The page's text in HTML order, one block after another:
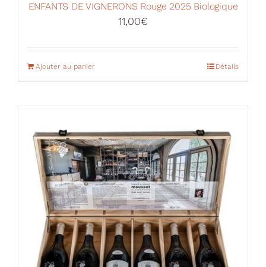
ENFANTS DE VIGNERONS Rouge 2025 Biologique
11,00€
Ajouter au panier Détails